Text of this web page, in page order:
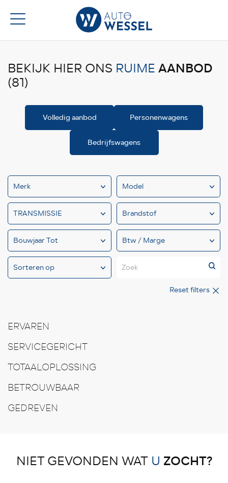
BEKIJK HIER ONS RUIMEAANBOD
(81)
Volledig aanbod Personenwagens
Bedrijfswagens
Zoek
Reset filters
ERVAREN
SERVICEGERICHT
TOTAALOPLOSSING
BETROUWBAAR
GEDREVEN
NIET GEVONDEN WAT U ZOCHT?